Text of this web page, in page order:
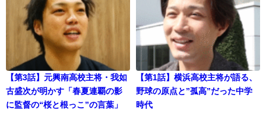
【第3話】元興南高校主将・我如
古盛次が明かす「春夏連覇の影
に監督の“桜と根っこ”の言葉」
【第1話】横浜高校主将が語る、
野球の原点と”孤高”だった中学
時代